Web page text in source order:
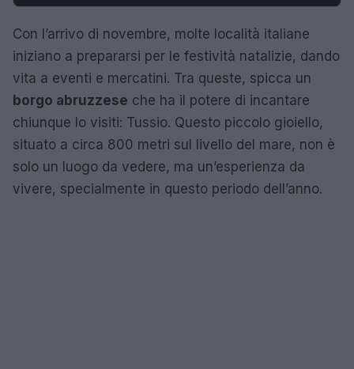
Con l’arrivo di novembre, molte località italiane
iniziano a prepararsi per le festività natalizie, dando
vita a eventi e mercatini. Tra queste, spicca un
borgo abruzzese che ha il potere di incantare
chiunque lo visiti: Tussio. Questo piccolo gioiello,
situato a circa 800 metri sul livello del mare, non è
solo un luogo da vedere, ma un’esperienza da
vivere, specialmente in questo periodo dell’anno.